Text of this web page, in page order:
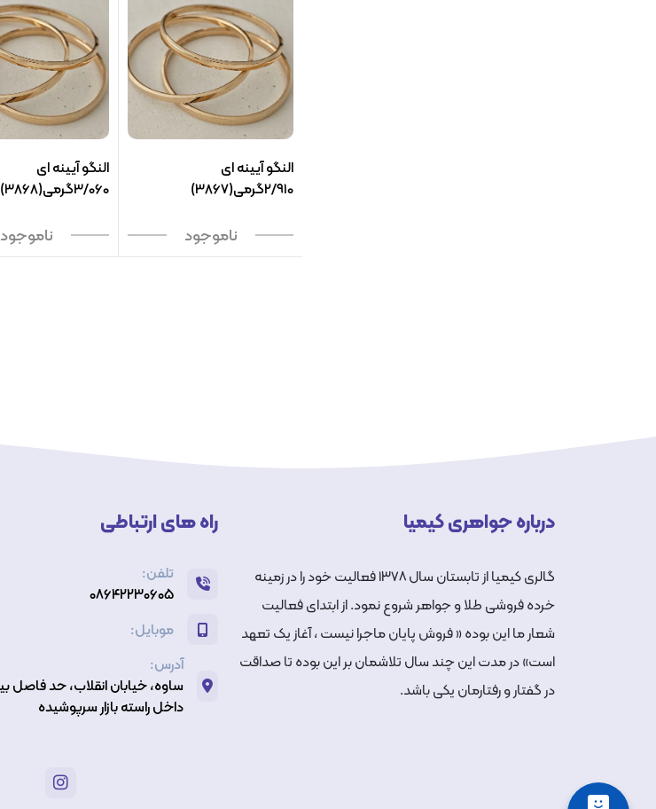
النگو آیینه ای
2/910گرمی(3867)
ناموجود
النگو آیینه ای
3/060گرمی(3868)
ناموجود
درباره جواهری کیمیا
گالری کیمیا از تابستان سال ۱۳۷۸ فعالیت خود را در زمینه
خرده فروشی طلا و جواهر شروع نمود. از ابتدای فعالیت
شعار ما این بوده « فروش پایان ماجرا نیست ، آغاز یک تعهد
است» در مدت این چند سال تلاشمان بر این بوده تا صداقت
در گفتار و رفتارمان یکی باشد.
راه های ارتباطی
تلفن:
۰۸۶۴۲۲۳۰۶۰۵
موبایل:
آدرس:
داخل راسته بازار سرپوشیده